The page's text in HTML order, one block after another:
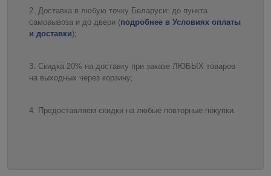
Доставка в любую точку Беларуси: до пункта
самовывоза и до двери (подробнее в Условиях оплаты
и доставки);
Скидка 20% на доставку при заказе ЛЮБЫХ товаров
на выходных через корзину;
Предоставляем скидки на любые повторные покупки.